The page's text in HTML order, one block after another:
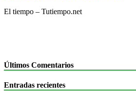
El tiempo – Tutiempo.net
Últimos Comentarios
Entradas recientes